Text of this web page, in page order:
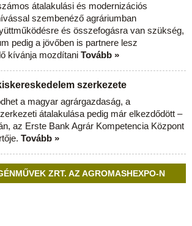
átalakulási és modernizációs
szembenéző agráriumban
és összefogásra van szükség,
pedig a jövőben is partnere lesz
kívánja mozdítani Tovább »
szerkezete
a magyar agrárgazdaság, a
átalakulása pedig már elkezdődött –
az Erste Bank Agrár Kompetencia Központ
Tovább »
ZRT. AZ AGROMASHEXPO-N